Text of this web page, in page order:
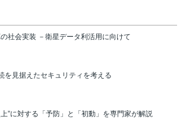
社会実装 －衛星データ利活用に向けて
を見据えたセキュリティを考える
”に対する「予防」と「初動」を専門家が解説